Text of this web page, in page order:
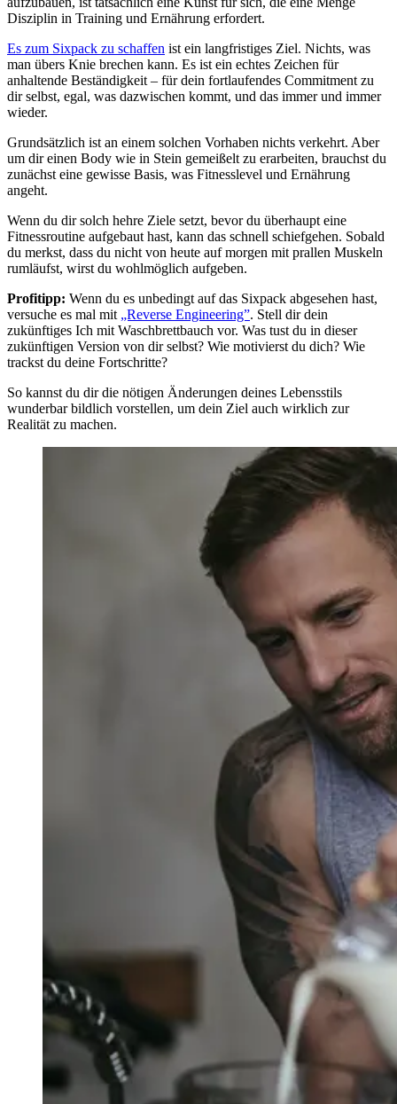
Disziplin in Training und Ernährung erfordert.
Es zum Sixpack zu schaffen ist ein langfristiges Ziel. Nichts, was
man übers Knie brechen kann. Es ist ein echtes Zeichen für
anhaltende Beständigkeit – für dein fortlaufendes Commitment zu
dir selbst, egal, was dazwischen kommt, und das immer und immer
wieder.
Grundsätzlich ist an einem solchen Vorhaben nichts verkehrt. Aber
um dir einen Body wie in Stein gemeißelt zu erarbeiten, brauchst du
zunächst eine gewisse Basis, was Fitnesslevel und Ernährung
angeht.
Wenn du dir solch hehre Ziele setzt, bevor du überhaupt eine
Fitnessroutine aufgebaut hast, kann das schnell schiefgehen. Sobald
du merkst, dass du nicht von heute auf morgen mit prallen Muskeln
rumläufst, wirst du wohlmöglich aufgeben.
Profitipp: Wenn du es unbedingt auf das Sixpack abgesehen hast,
versuche es mal mit „Reverse Engineering”. Stell dir dein
zukünftiges Ich mit Waschbrettbauch vor. Was tust du in dieser
zukünftigen Version von dir selbst? Wie motivierst du dich? Wie
trackst du deine Fortschritte?
So kannst du dir die nötigen Änderungen deines Lebensstils
wunderbar bildlich vorstellen, um dein Ziel auch wirklich zur
Realität zu machen.